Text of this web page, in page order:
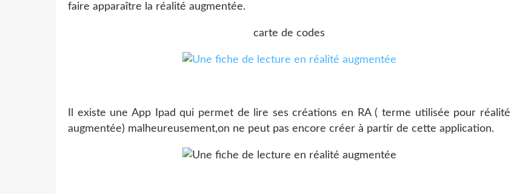
faire apparaître la réalité augmentée.
carte de codes
Il existe une App Ipad qui permet de lire ses créations en RA ( terme utilisée pour réalité
augmentée) malheureusement,on ne peut pas encore créer à partir de cette application.